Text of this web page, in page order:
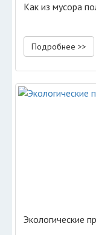
Как из мусора
Подробнее >>
Экологические